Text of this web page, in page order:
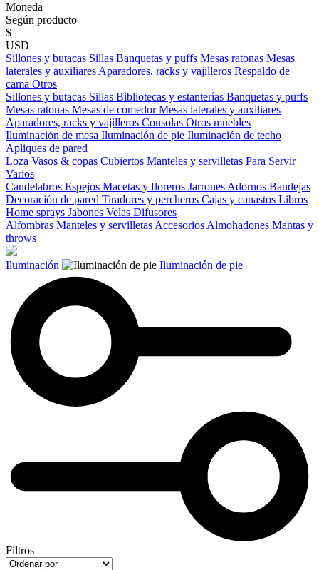
Moneda
Según producto
$
USD
Sillones y butacas Sillas Banquetas y puffs Mesas ratonas Mesas
laterales y auxiliares Aparadores, racks y vajilleros Respaldo de
cama Otros
Sillones y butacas Sillas Bibliotecas y estanterías Banquetas y puffs
Mesas ratonas Mesas de comedorMesas laterales y auxiliares
Aparadores, racks y vajilleros Consolas Otros muebles
Iluminación de mesa Iluminación de pie Iluminación de techo
Apliques de pared
Loza Vasos & copas Cubiertos Manteles y servilletas Para Servir
Varios
Candelabros Espejos Macetas y floreros Jarrones Adornos Bandejas
Decoración de pared Tiradores y percheros Cajas y canastos Libros
Home sprays Jabones Velas Difusores
Alfombras Manteles y servilletas Accesorios Almohadones Mantas y
throws
Iluminación Iluminación de pie
Filtros